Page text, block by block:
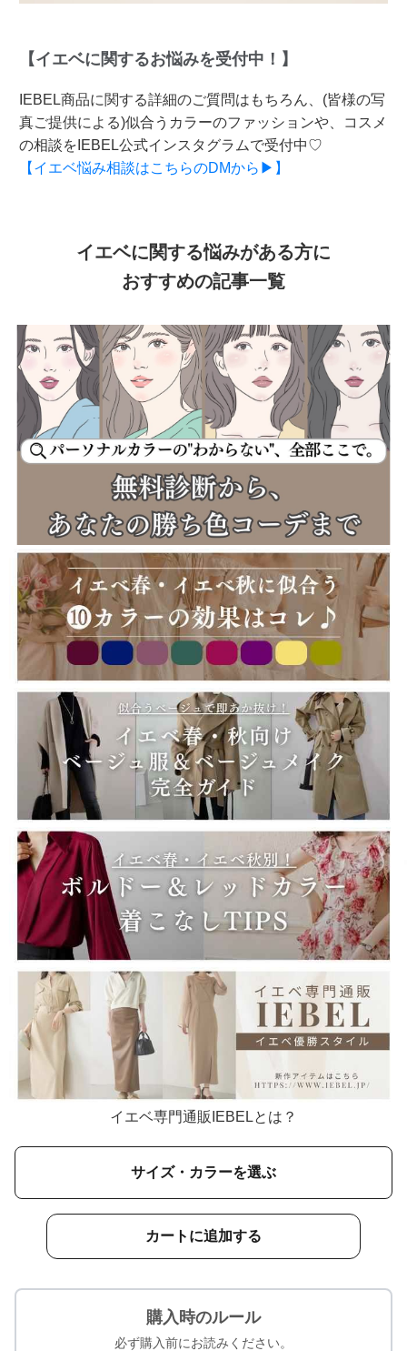
【イエベに関するお悩みを受付中！】
IEBEL商品に関する詳細のご質問はもちろん、(皆様の写
真ご提供による)似合うカラーのファッションや、コスメ
の相談をIEBEL公式インスタグラムで受付中♡
【イエベ悩み相談はこちらのDMから▶】
イエベに関する悩みがある方に
おすすめの記事一覧
イエベ専門通販IEBELとは？
サイズ・カラーを選ぶ
カートに追加する
購入時のルール
必ず購入前にお読みください。